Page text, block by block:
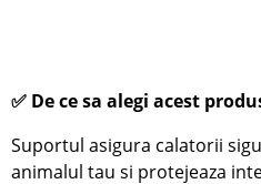
✅ De ce sa alegi acest
Suportul asigura calatorii
animalul tau si protejeaza